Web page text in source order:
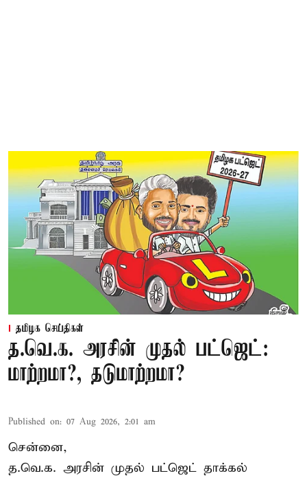
தமிழக செய்திகள்
த.வெ.க. அரசின் முதல் பட்ஜெட்:
மாற்றமா?, தடுமாற்றமா?
Published on: 07 Aug 2026, 2:01 am
சென்னை,
த.வெ.க. அரசின் முதல் பட்ஜெட் தாக்கல்